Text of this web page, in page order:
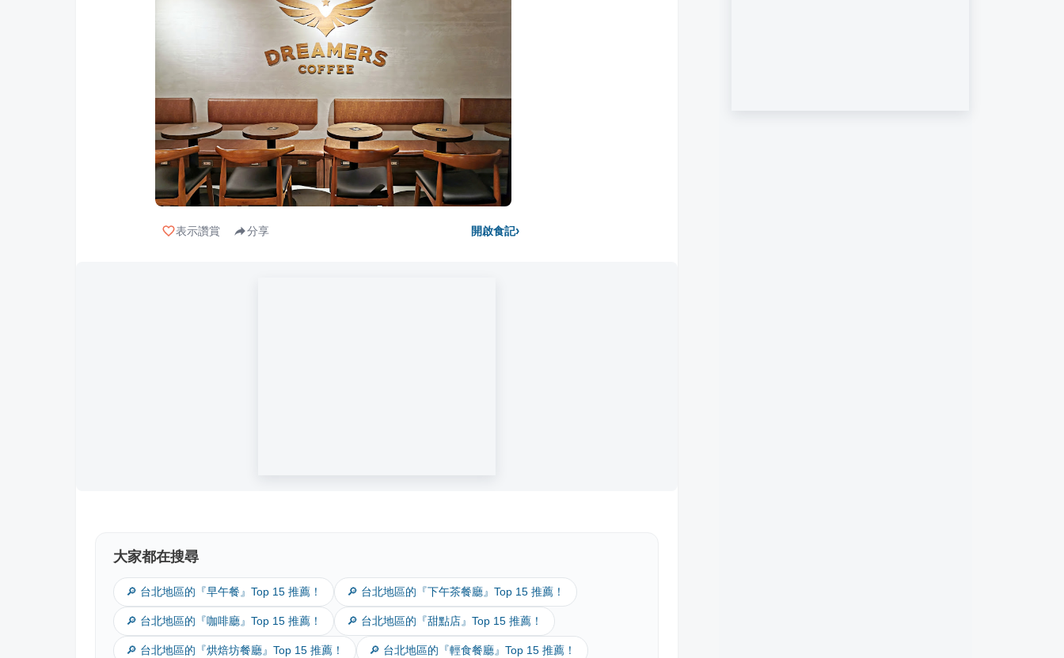
表示讚賞 分享 開啟食記›
大家都在搜尋
🔎 台北地區的『早午餐』Top 15 推薦！ 🔎 台北地區的『下午茶餐廳』Top 15 推薦！
🔎 台北地區的『咖啡廳』Top 15 推薦！ 🔎 台北地區的『甜點店』Top 15 推薦！
🔎 台北地區的『烘焙坊餐廳』Top 15 推薦！ 🔎 台北地區的『輕食餐廳』Top 15 推薦！